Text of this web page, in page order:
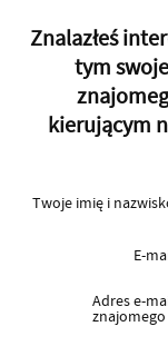
Znalazłeś
tym
kierującym
Twoje imię i
E-
Adres e-
znajomego